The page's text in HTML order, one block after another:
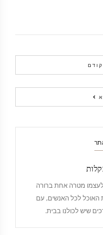
מטרה אחת ברורה
האוכל לכל האנשים, עם
שיש לכולנו בבית.